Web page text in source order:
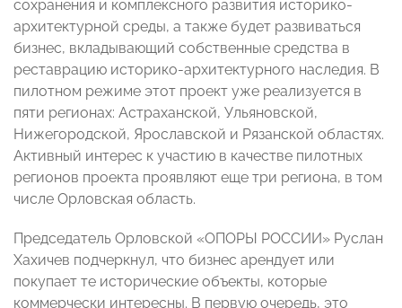
сохранения и комплексного развития историко-
архитектурной среды, а также будет развиваться
бизнес, вкладывающий собственные средства в
реставрацию историко-архитектурного наследия. В
пилотном режиме этот проект уже реализуется в
пяти регионах: Астраханской, Ульяновской,
Нижегородской, Ярославской и Рязанской областях.
Активный интерес к участию в качестве пилотных
регионов проекта проявляют еще три региона, в том
числе Орловская область.
Председатель Орловской «ОПОРЫ РОССИИ» Руслан
Хахичев подчеркнул, что бизнес арендует или
покупает те исторические объекты, которые
коммерчески интересны. В первую очередь, это